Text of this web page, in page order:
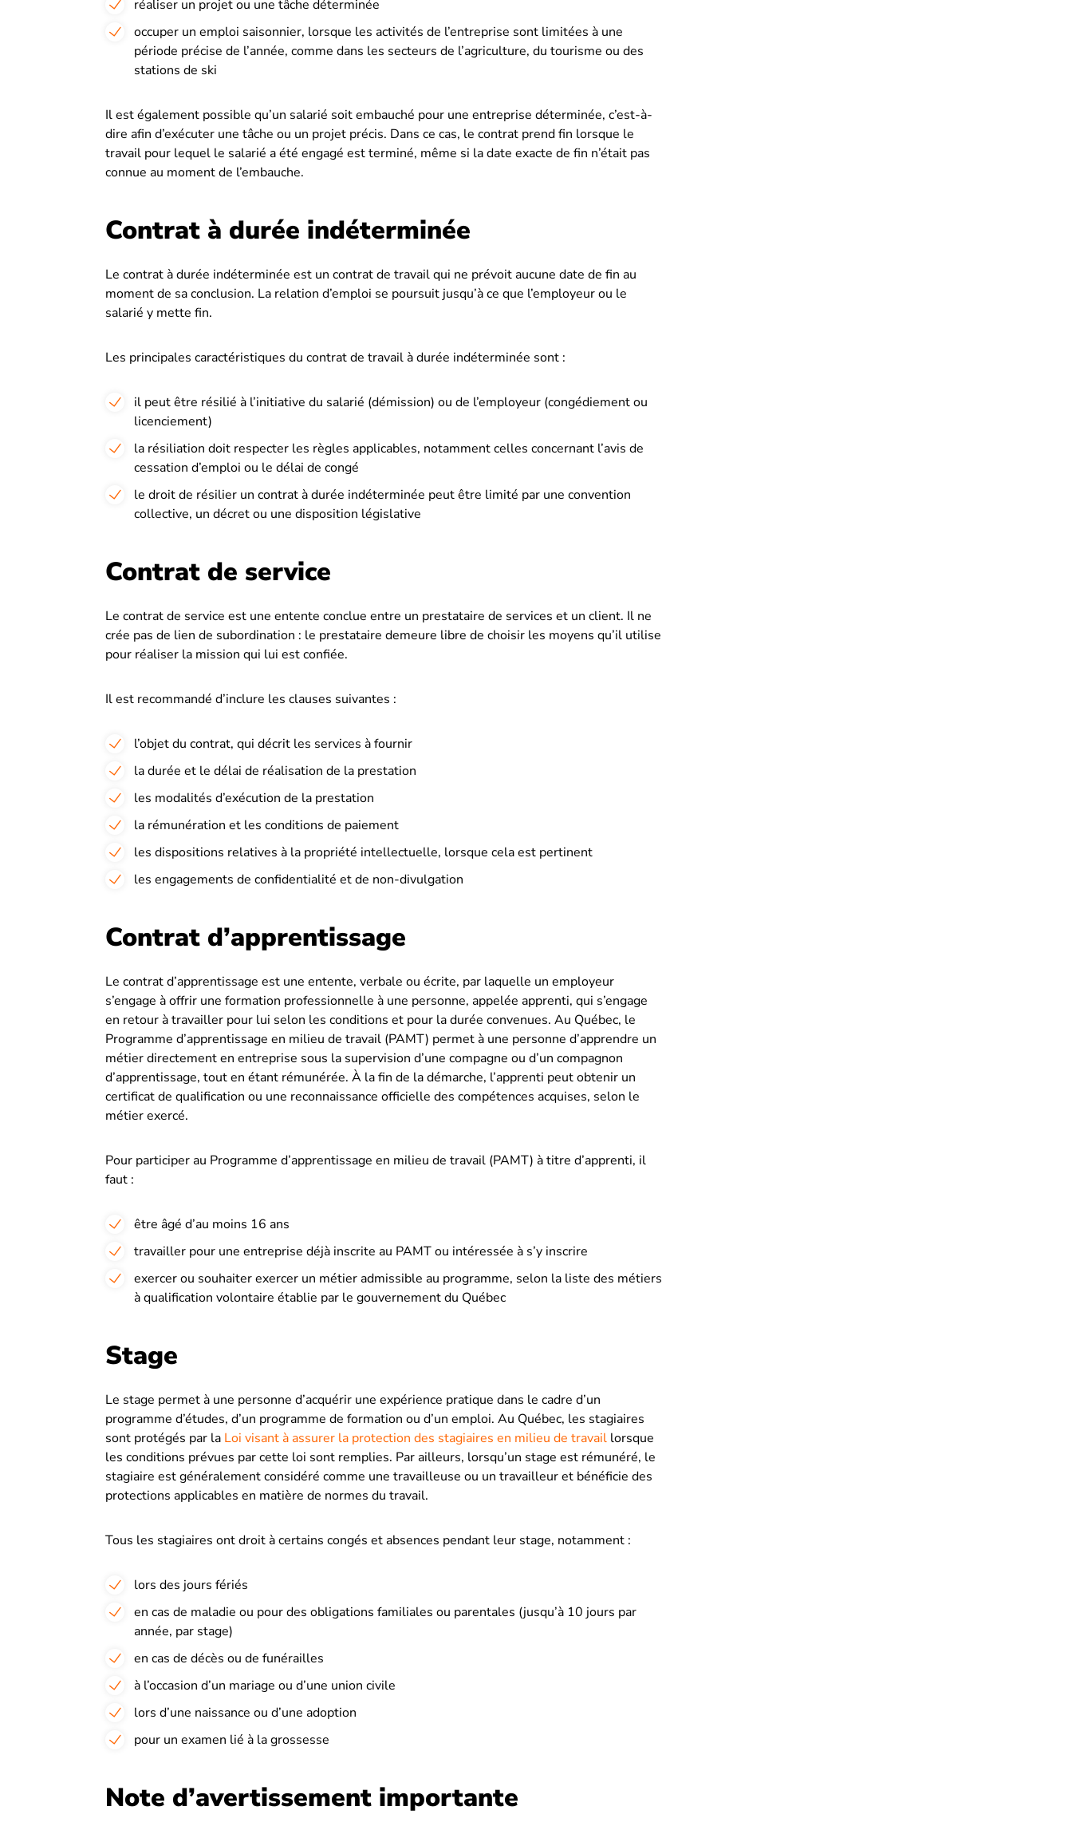
réaliser un projet ou une tâche déterminée
occuper un emploi saisonnier, lorsque les activités de l’entreprise sont limitées à une
période précise de l’année, comme dans les secteurs de l’agriculture, du tourisme ou des
stations de ski
Il est également possible qu’un salarié soit embauché pour une entreprise déterminée, c’est-à-
dire afin d’exécuter une tâche ou un projet précis. Dans ce cas, le contrat prend fin lorsque le
travail pour lequel le salarié a été engagé est terminé, même si la date exacte de fin n’était pas
connue au moment de l’embauche.
Contrat à durée indéterminée
Le contrat à durée indéterminée est un contrat de travail qui ne prévoit aucune date de fin au
moment de sa conclusion. La relation d’emploi se poursuit jusqu’à ce que l’employeur ou le
salarié y mette fin.
Les principales caractéristiques du contrat de travail à durée indéterminée sont :
il peut être résilié à l’initiative du salarié (démission) ou de l’employeur (congédiement ou
licenciement)
la résiliation doit respecter les règles applicables, notamment celles concernant l’avis de
cessation d’emploi ou le délai de congé
le droit de résilier un contrat à durée indéterminée peut être limité par une convention
collective, un décret ou une disposition législative
Contrat de service
Le contrat de service est une entente conclue entre un prestataire de services et un client. Il ne
crée pas de lien de subordination : le prestataire demeure libre de choisir les moyens qu’il utilise
pour réaliser la mission qui lui est confiée.
Il est recommandé d’inclure les clauses suivantes :
l’objet du contrat, qui décrit les services à fournir
la durée et le délai de réalisation de la prestation
les modalités d’exécution de la prestation
la rémunération et les conditions de paiement
les dispositions relatives à la propriété intellectuelle, lorsque cela est pertinent
les engagements de confidentialité et de non-divulgation
Contrat d’apprentissage
Le contrat d’apprentissage est une entente, verbale ou écrite, par laquelle un employeur
s’engage à offrir une formation professionnelle à une personne, appelée apprenti, qui s’engage
en retour à travailler pour lui selon les conditions et pour la durée convenues. Au Québec, le
Programme d’apprentissage en milieu de travail (PAMT) permet à une personne d’apprendre un
métier directement en entreprise sous la supervision d’une compagne ou d’un compagnon
d’apprentissage, tout en étant rémunérée. À la fin de la démarche, l’apprenti peut obtenir un
certificat de qualification ou une reconnaissance officielle des compétences acquises, selon le
métier exercé.
Pour participer au Programme d’apprentissage en milieu de travail (PAMT) à titre d’apprenti, il
faut :
être âgé d’au moins 16 ans
travailler pour une entreprise déjà inscrite au PAMT ou intéressée à s’y inscrire
exercer ou souhaiter exercer un métier admissible au programme, selon la liste des métiers
à qualification volontaire établie par le gouvernement du Québec
Stage
Le stage permet à une personne d’acquérir une expérience pratique dans le cadre d’un
programme d’études, d’un programme de formation ou d’un emploi. Au Québec, les stagiaires
sont protégés par la Loi visant à assurer la protection des stagiaires en milieu de travail lorsque
les conditions prévues par cette loi sont remplies. Par ailleurs, lorsqu’un stage est rémunéré, le
stagiaire est généralement considéré comme une travailleuse ou un travailleur et bénéficie des
protections applicables en matière de normes du travail.
Tous les stagiaires ont droit à certains congés et absences pendant leur stage, notamment :
lors des jours fériés
en cas de maladie ou pour des obligations familiales ou parentales (jusqu’à 10 jours par
année, par stage)
en cas de décès ou de funérailles
à l’occasion d’un mariage ou d’une union civile
lors d’une naissance ou d’une adoption
pour un examen lié à la grossesse
Note d’avertissement importante